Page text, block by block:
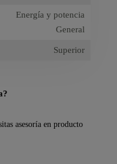
Energía y potencia
General
Superior
asesoría en producto